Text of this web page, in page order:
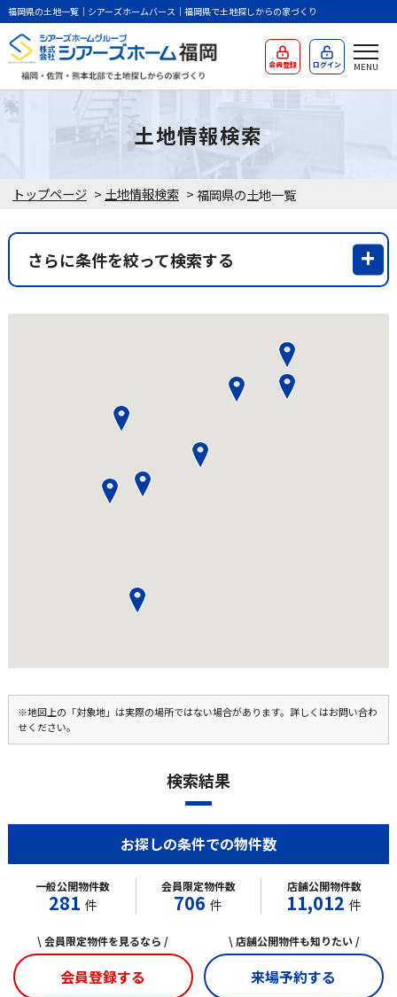
福岡県の土地一覧｜シアーズホームバース｜福岡県で土地探しからの家づくり
会員登録 ログイン
トップページ > 土地情報検索 >福岡県の土地一覧
土地情報検索
さらに条件を絞って検索する
※地図上の「対象地」は実際の場所ではない場合があります。詳しくはお問い合わ
せください。
検索結果
お探しの条件での物件数
一般公開物件数
281 件
会員限定物件数
706 件
店舗公開物件数
11,012 件
\ 会員限定物件を見るなら /
会員登録する
\ 店舗公開物件も知りたい /
来場予約する